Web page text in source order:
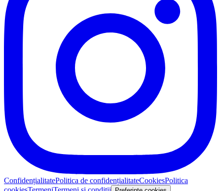
ConfidențialitatePolitica de confidențialitateCookiesPolitica